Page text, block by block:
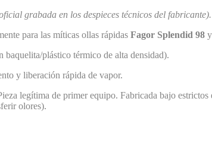
grabada en los despieces técnicos del fabricante).
para las míticas ollas rápidas Fagor Splendid 98 y
baquelita/plástico térmico de alta densidad).
y liberación rápida de vapor.
legítima de primer equipo. Fabricada bajo estrictos
olores).